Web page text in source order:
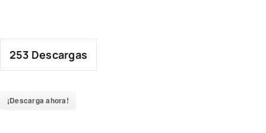
253 Descargas
¡Descarga ahora!